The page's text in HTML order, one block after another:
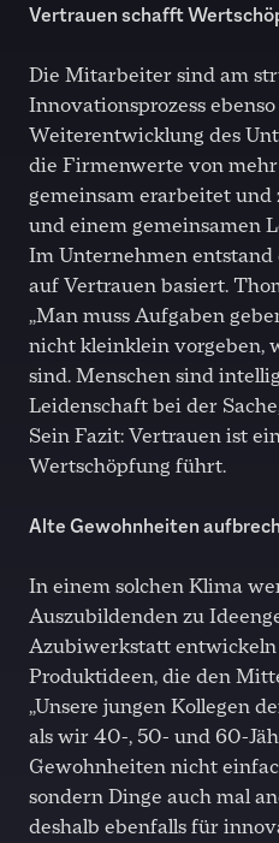
Vertrauen schafft
Die Mitarbeiter sind am
Innovationsprozess
Weiterentwicklung des
die Firmenwerte von
gemeinsam erarbeitet und
und einem gemeinsamen
Im Unternehmen
auf Vertrauen basiert.
„Man muss Aufgaben
nicht kleinklein vorgeben,
sind. Menschen sind
Leidenschaft bei der
Sein Fazit: Vertrauen ist
Wertschöpfung führt.
Alte Gewohnheiten
In einem solchen Klima
Auszubildenden zu
Azubiwerkstatt
Produktideen, die den
„Unsere jungen Kollegen
als wir 40-, 50- und 60-
Gewohnheiten nicht
sondern Dinge auch mal
deshalb ebenfalls für